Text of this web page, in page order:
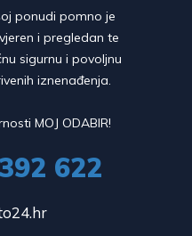
ponudi pomno je
i pregledan te
sigurnu i povoljnu
iznenađenja.
MOJ ODABIR!
622